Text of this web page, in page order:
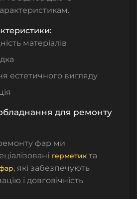
матеріалів
естетичного вигляду
для ремонту
фар ми
герметик та
, які забезпечують
і довговічність